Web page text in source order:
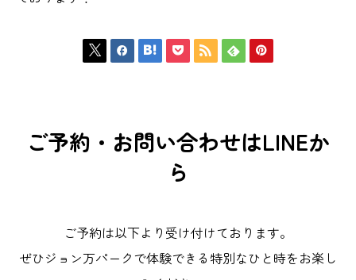
      
ご予約・お問い合わせはLINEか
ら
ご予約は以下より受け付けております。
ぜひジョン万パークで体験できる特別なひと時をお楽し